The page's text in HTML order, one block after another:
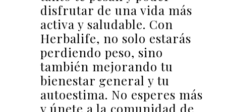
disfrutar de una vida más
activa y saludable. Con
Herbalife, no solo estarás
perdiendo peso, sino
también mejorando tu
bienestar general y tu
autoestima. No esperes más
y únete a la comunidad de